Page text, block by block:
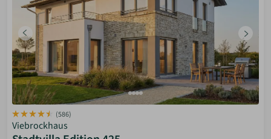
(586)
Viebrockhaus